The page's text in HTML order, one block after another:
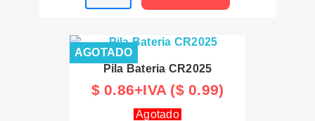
Pila Bateria CR2025
$ 0.86+IVA ($ 0.99)
Agotado
AGOTADO